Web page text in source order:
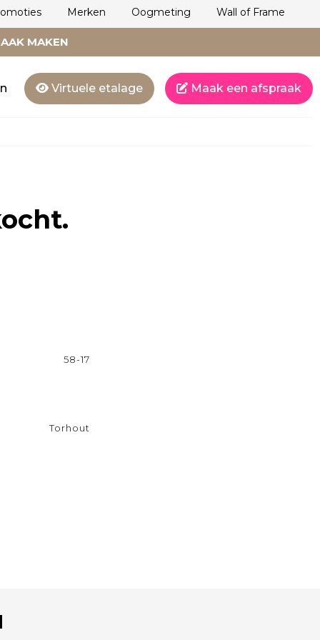
Merken Oogmeting Wall of Frame
MAKEN
Virtuele etalage Maak een afspraak
58-17
Torhout